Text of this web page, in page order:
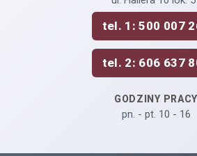
tel. 1: 500 007
tel. 2: 606 637
GODZINY PRACY
pn. - pt. 10 - 16